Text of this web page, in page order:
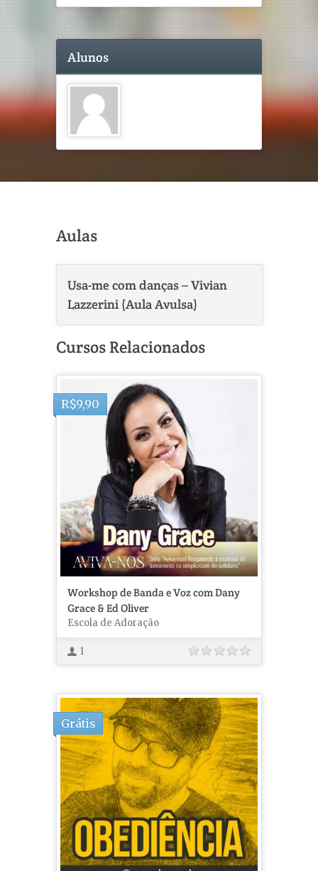
Alunos
Aulas
Usa-me com danças – Vivian
Lazzerini (Aula Avulsa)
Cursos Relacionados
R$9,90
Workshop de Banda e Voz com Dany
Grace & Ed Oliver
Escola de Adoração
1
Grátis